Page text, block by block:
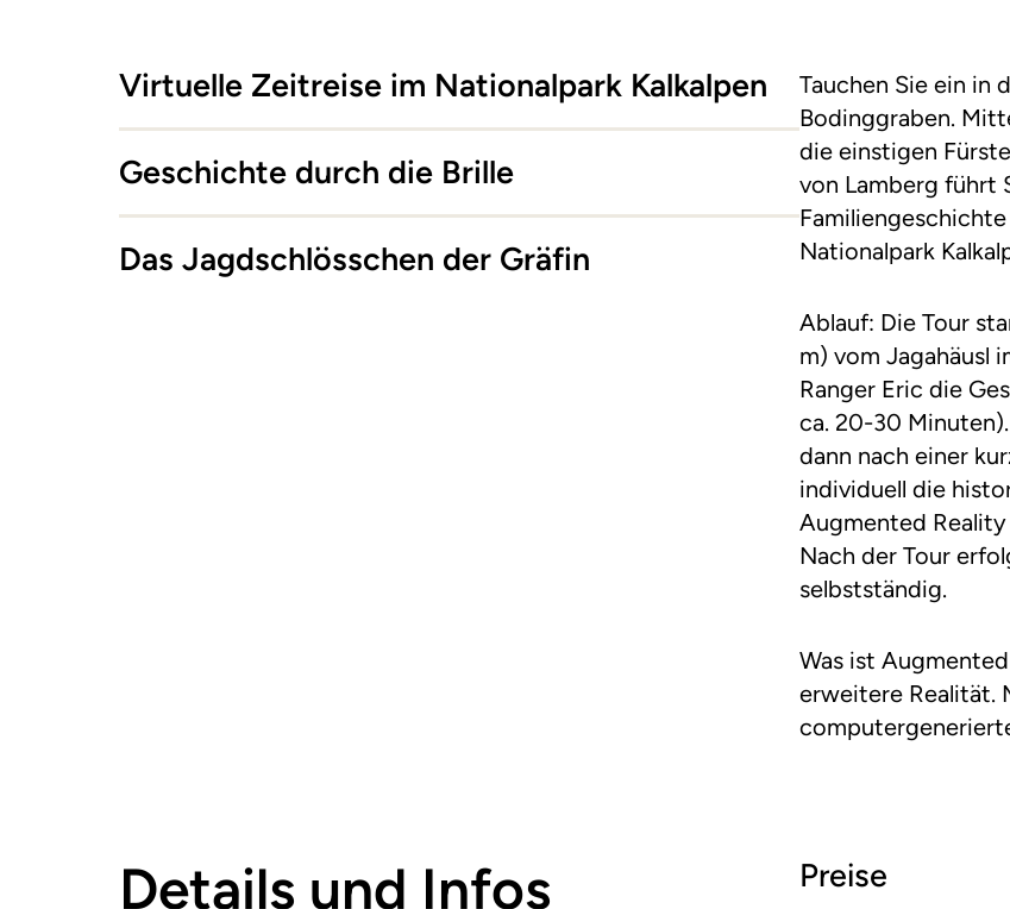
Virtuelle Zeitreise im Nationalpark Kalkalpen
Geschichte durch die Brille
Das Jagdschlösschen der Gräfin
Tauchen Sie ein in
Bodinggraben.
die einstigen
von Lamberg führt
Nationalpark
Ablauf: Die Tour
m) vom Jagahäusl
Ranger Eric die
ca. 20-30
dann nach einer
individuell die
Augmented Reality
Nach der Tour
selbstständig.
Was ist
erweitere Realität.
Details und Infos Preise